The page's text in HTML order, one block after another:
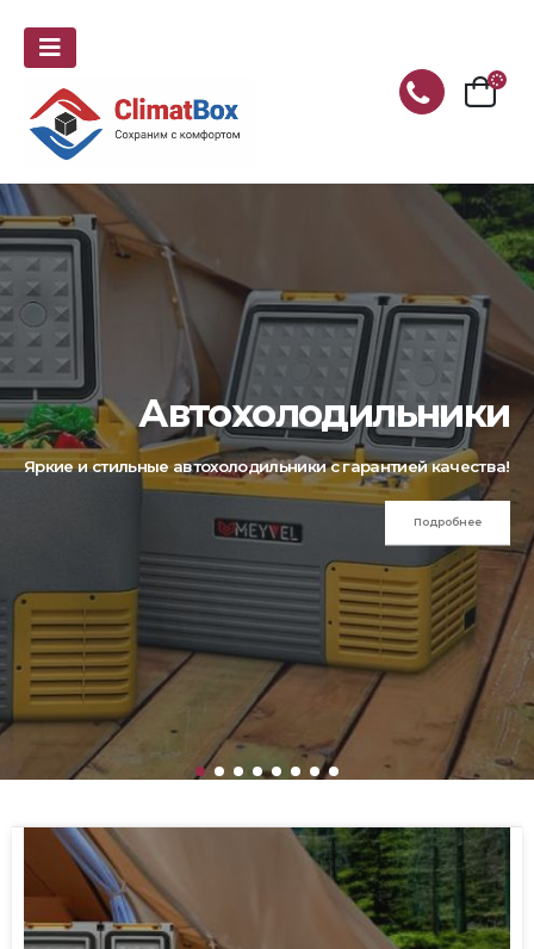
Автохолодильники
Яркие и стильные автохолодильники с гарантией качества!
Подробнее